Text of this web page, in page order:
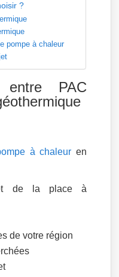
?
pompe à chaleur
entre PAC
à chaleur en
de la place à
de votre région